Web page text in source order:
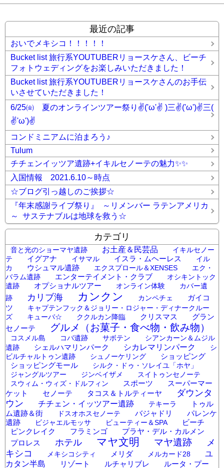
最近の記事
おいでメキシコ！！！！！
Bucket list 旅行系YOUTUBERリョースケさん、ビーチ
フォトウェディングをお楽しみいただきました！
Bucket list 旅行系YOUTUBERリョースケさんのお手伝
いさせていただきました！
6/25㈮ 夏のオンラインツアー祭り✌('ω'✌ )三✌('ω')✌三(
✌'ω')✌
コンドミニアムに泊まろう♪
Tulum
チチェンイッツア遺跡+イキルセノーテの魅力✨✨
入国情報 2021.6.10～時点
☆ブログ引っ越しのご挨拶☆
『年末感謝ライブ祭り』 ～リメンバー ラテンアメリカ
～ サステナブルは地球を救う☆
カテゴリ
音と光のショーマヤ遺跡 お土産＆民芸品
イキルセノー
テ
イグアナ イサマル イスラ・ムヘーレス
イル
カ
ウシュマル遺跡 エクスプロール＆XENSES
エク・
バラム遺跡
エンターテイメント・クラブ
オシキントック
遺跡
オプショナルツアー オンライン体験
カバー遺
跡
カリブ海 カンクン カンペチェ
ガイコ
ツ
キャプテンフック＆ジョリー・ロジャー・ディナークルー
ズ
キューバ☆ ククルカン降臨 クリスマス
グラン
セノーテ
グルメ（お菓子・食べ物・飲み物）
コスメル島 コバ遺跡 サボテン
シアンカーン＆ムジル
遺跡
シェルハマリンパーク シカレマリンパーク
シ
ビルチャルトゥン遺跡
シュノーケリング
ショッピング
ショッピングモール
シルク・ドゥ・ソレイユ「ホヤ」
ジャングルツアー
ジンベイザメ
スイトゥンセノーテ
スウィム・ウィズ・ドルフィン
スポーツ
スーパーマー
ケット
セノーテ タコス＆トルティーヤ
ダウンタ
ウン
チチェン・イッツアー遺跡 テキーラ
トゥル
ム遺跡＆街
ドスオホスセノーテ バジャドリ
パレンケ
遺跡
ビジャエルモッサ ビューティー＆SPA
ビーチ
ピンクレイク
フラミンゴ
プラヤ・デル・カルメン
プロレス
ホテル マヤ文明 マヤ遺跡
メ
キシコ
メキシコシティ メリダ メルカード28
ユ
カタン半島
リゾート ルチャリブレ ルータ・プー